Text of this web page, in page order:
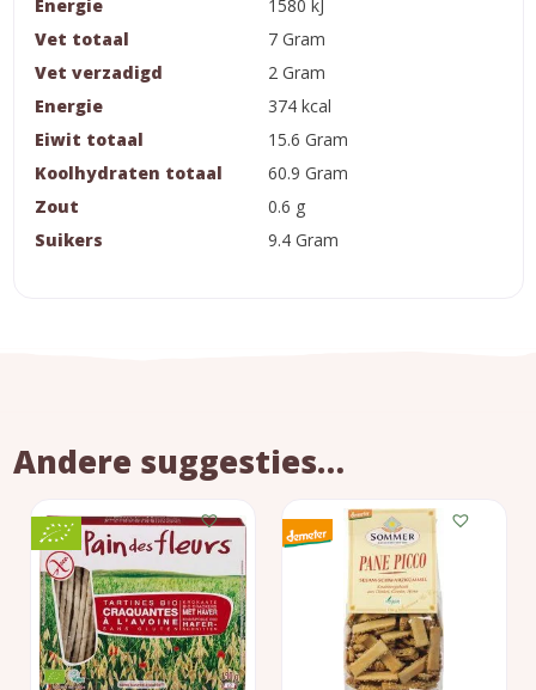
Energie
1580 kJ
Vet totaal
7 Gram
Vet verzadigd
2 Gram
Energie
374 kcal
Eiwit totaal
15.6 Gram
Koolhydraten totaal
60.9 Gram
Zout
0.6 g
Suikers
9.4 Gram
Andere suggesties…